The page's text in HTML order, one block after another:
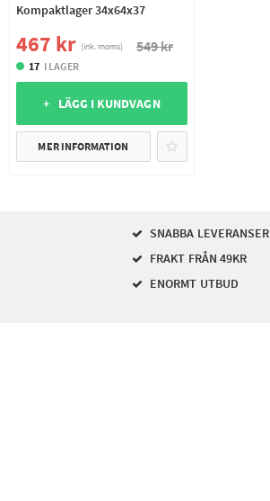
Kompaktlager 34x64x37
467 kr (ink. moms) 549 kr
17 I LAGER
+ LÄGG I KUNDVAGN
MER INFORMATION
SNABBA LEVERANSER
FRAKT FRÅN 49KR
ENORMT UTBUD